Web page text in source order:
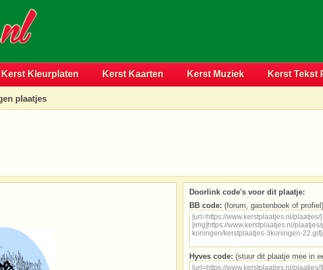
Kerst Kleurplaten Kerst Kaarten Kerst Muziek Kerst Tekst
plaatjes
Doorlink code's voor dit plaatje:
BB code: (forum, gastenboek of
Hyves code: (stuur dit plaatje mee in